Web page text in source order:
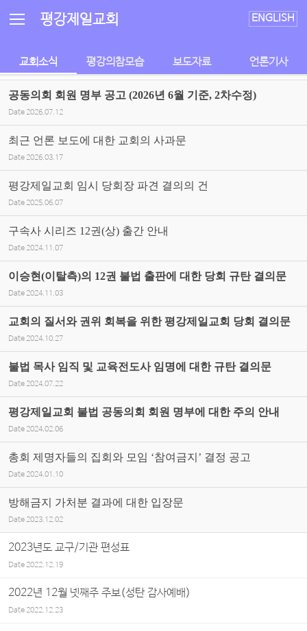
평강제일교회 ENGLISH
교회소식 평강의참모습 보도자료 언론기사
공동의회 회원 명부 공고 (2026년 6월 기준, 2차수정)
Date 2026.07.12
최근 언론 보도에 대한 교회의 사과문
Date 2026.03.17
평강제일교회 임시 당회장 파견 결의의 건
Date 2025.06.07
구속사 시리즈 12권(상) 출간 안내
Date 2024.11.07
이승현(이탈측)의 12권 불법 출판에 대한 당회 규탄 결의문
Date 2024.11.03
교회의 질서와 권위 회복을 위한 평강제일교회 당회 결의문
Date 2024.10.27
불법 목사 임직 및 교육전도사 임명에 대한 규탄 결의문
Date 2024.07.22
평강제일교회 불법 공동의회 회원 명부에 대한 주의 안내
Date 2024.02.06
총회 제명자들의 집회와 모임 ‘참여금지’ 결정 공고
Date 2024.01.10
방해금지 가처분 결과에 대한 입장문
Date 2023.12.02
2023년도 교구/기관 편성표
Date2022.12.19
2022년 12월 넷째주 주보(성탄 감사예배)
Date2022.12.23